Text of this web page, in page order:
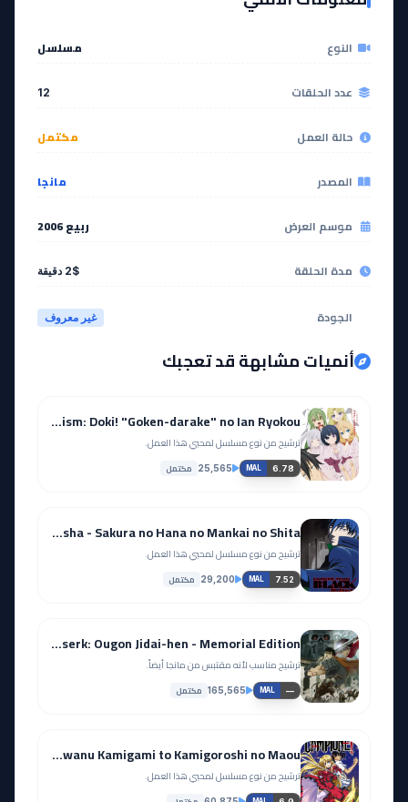
النوع مسلسل
عدد الحلقات 12
حالة العمل مكتمل
المصدر مانجا
موسم العرض ربيع 2006
مدة الحلقة 2$ دقيقة
الجودة غير معروف
أنميات مشابهة قد تعجبك
Busou Shoujo Machiavellianism: Doki! "Goken-darake" no Ian Ryokou
ترشيح من نوع مسلسل لمحبي هذا العمل.
MAL 6.78
25,565 مكتمل
Darker than Black: Kuro no Keiyakusha - Sakura no Hana no Mankai no Shita
ترشيح من نوع مسلسل لمحبي هذا العمل.
MAL 7.52
29,200 مكتمل
Berserk: Ougon Jidai-hen - Memorial Edition
ترشيح مناسب لأنه مقتبس من مانجا أيضاً.
MAL —
165,565 مكتمل
Campione!: Matsurowanu Kamigami to Kamigoroshi no Maou
ترشيح من نوع مسلسل لمحبي هذا العمل.